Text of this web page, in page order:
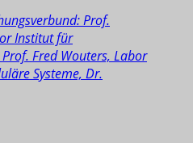
Prof.
Institut für
Fred Wouters, Labor
Systeme, Dr.